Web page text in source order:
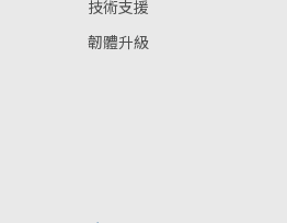
技術支援
韌體升級